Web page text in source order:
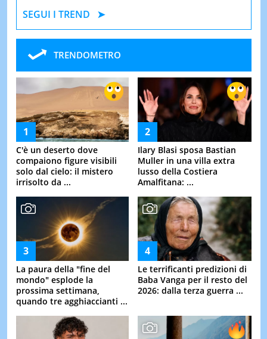
SEGUI I TREND
TRENDOMETRO
C'è un deserto dove
compaiono figure visibili
solo dal cielo: il mistero
irrisolto da ...
Ilary Blasi sposa Bastian
Muller in una villa extra
lusso della Costiera
Amalfitana: ...
La paura della "fine del
mondo" esplode la
prossima settimana,
quando tre agghiaccianti ...
Le terrificanti predizioni di
Baba Vanga per il resto del
2026: dalla terza guerra ...